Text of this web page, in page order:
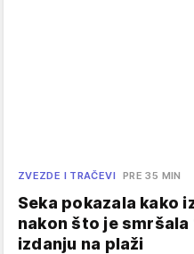
ZVEZDE I TRAČEVI PRE 35 MIN
Seka pokazala kako
nakon što je smršala
izdanju na plaži